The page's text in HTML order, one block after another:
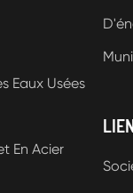
Eaux Usées
En Acier